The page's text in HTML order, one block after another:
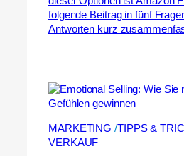
folgende Beitrag in fünf
Antworten kurz
MARKETING /TIPPS &
VERKAUF